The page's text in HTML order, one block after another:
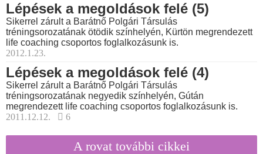
Lépések a megoldások felé (5)
Sikerrel zárult a Barátnő Polgári Társulás
tréningsorozatának ötödik színhelyén, Kürtön megrendezett
life coaching csoportos foglalkozásunk is.
2012.1.23.
Lépések a megoldások felé (4)
Sikerrel zárult a Barátnő Polgári Társulás
tréningsorozatának negyedik színhelyén, Gútán
megrendezett life coaching csoportos foglalkozásunk is.
2011.12.12.
6
A rovat további cikkei